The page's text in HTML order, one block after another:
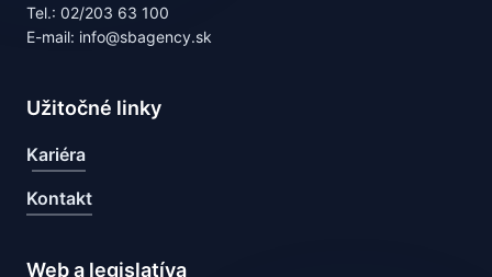
Tel.: 02/203 63 100
E-mail: info@sbagency.sk
Užitočné linky
Kariéra
Kontakt
Web a legislatíva